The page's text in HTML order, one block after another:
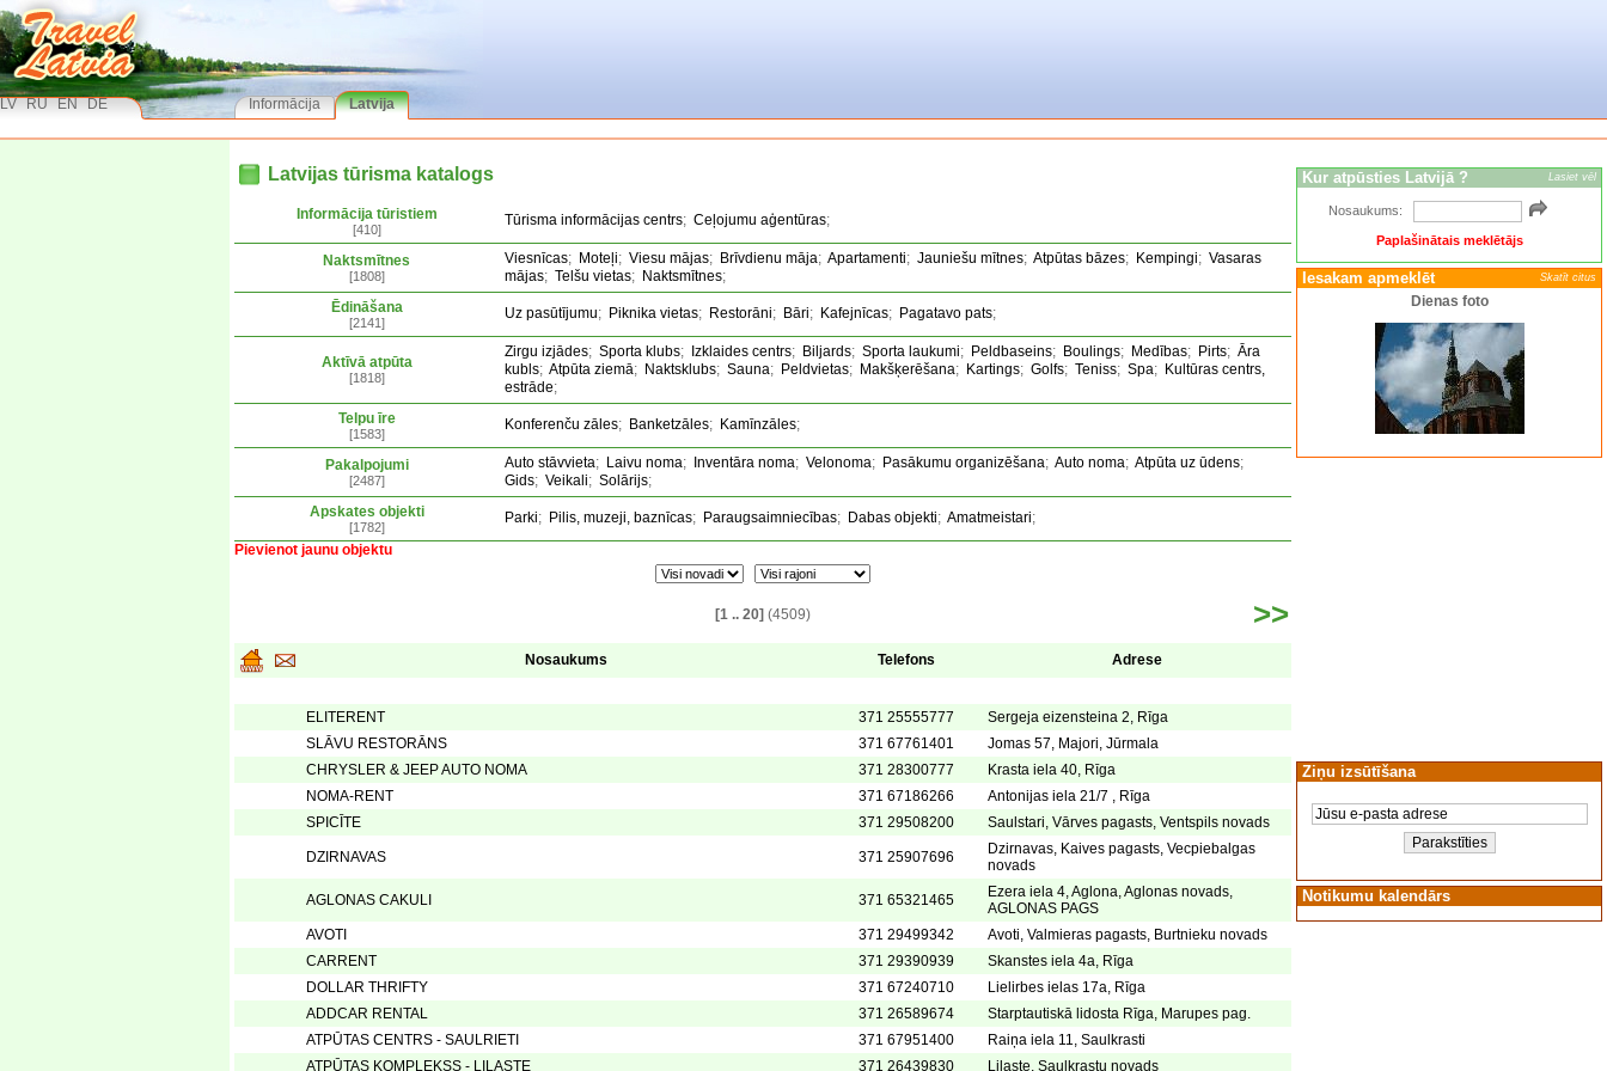
LV RU EN DE Informācija Latvija
Latvijas tūrisma katalogs
Informācija tūristiem
[410]
Tūrisma informācijas centrs; Ceļojumu aģentūras;
Naktsmītnes
[1808]
Viesnīcas; Moteļi; Viesu mājas; Brīvdienu māja; Apartamenti; Jauniešu mītnes; Atpūtas bāzes; Kempingi; Vasaras
mājas; Telšu vietas; Naktsmītnes;
Ēdināšana
[2141]
Uz pasūtījumu; Piknika vietas; Restorāni; Bāri; Kafejnīcas; Pagatavo pats;
Aktīvā atpūta
[1818]
Zirgu izjādes; Sporta klubs; Izklaides centrs; Biljards; Sporta laukumi; Peldbaseins; Boulings; Medības; Pirts; Āra
kubls; Atpūta ziemā; Naktsklubs; Sauna; Peldvietas; Makšķerēšana; Kartings; Golfs; Teniss; Spa; Kultūras centrs,
estrāde;
Telpu īre
[1583]
Konferenču zāles; Banketzāles; Kamīnzāles;
Pakalpojumi
[2487]
Auto stāvvieta; Laivu noma; Inventāra noma; Velonoma; Pasākumu organizēšana; Auto noma; Atpūta uz ūdens;
Gids; Veikali; Solārijs;
Apskates objekti
[1782]
Parki; Pilis, muzeji, baznīcas; Paraugsaimniecības; Dabas objekti; Amatmeistari;
Pievienot jaunu objektu
[1 .. 20] (4509) >>
Nosaukums Telefons Adrese
ELITERENT 371 25555777
Sergeja eizensteina 2, Rīga
SLĀVU RESTORĀNS
371 67761401
Jomas 57, Majori, Jūrmala
CHRYSLER & JEEP AUTO NOMA
371 28300777
Krasta iela 40, Rīga
NOMA-RENT
371 67186266
Antonijas iela 21/7 , Rīga
SPICĪTE
371 29508200 Saulstari, Vārves pagasts, Ventspils novads
DZIRNAVAS 371 25907696
Dzirnavas, Kaives pagasts, Vecpiebalgas
novads
AGLONAS CAKULI 371 65321465
Ezera iela 4, Aglona, Aglonas novads,
AGLONAS PAGS
AVOTI
371 29499342
Avoti, Valmieras pagasts, Burtnieku novads
CARRENT
371 29390939
Skanstes iela 4a, Rīga
DOLLAR THRIFTY
371 67240710
Lielirbes ielas 17a, Rīga
ADDCAR RENTAL
371 26589674
Starptautiskā lidosta Rīga, Marupes pag.
ATPŪTAS CENTRS - SAULRIETI
371 67951400
Raiņa iela 11, Saulkrasti
ATPŪTAS KOMPLEKSS - LILASTE
371 26439830 Lilaste, Saulkrastu novads
Kur atpūsties Latvijā ? Lasiet vēl
Nosaukums:
Paplašinātais meklētājs
Iesakam apmeklēt Skatīt citus
Dienas foto
Ziņu izsūtīšana
Notikumu kalendārs